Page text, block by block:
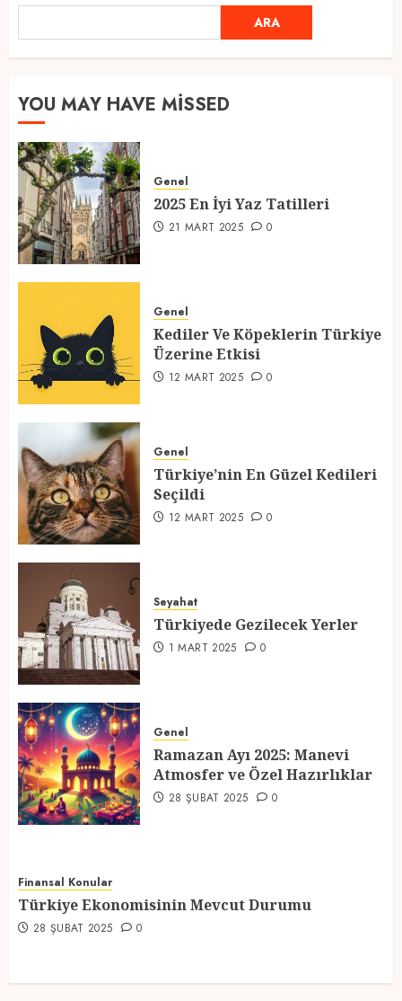
Ramazan Ayı 2025: Manevi
Atmosfer ve Özel Hazırlıklar
1
21 MART 2025
2
Üzerine Etkisi
12 MART 2025 0
3
Seçildi
12 MART 2025 0
4
1 MART 2025
5
Atmosfer ve Özel Hazırlıklar
28 ŞUBAT 2025 0
ARA
YOU MAY HAVE MISSED
Genel
2025 En İyi Yaz Tatilleri
21 MART 2025 0
Genel
Kediler Ve Köpeklerin Türkiye
Üzerine Etkisi
12 MART 2025 0
Genel
Türkiye’nin En Güzel Kedileri
Seçildi
12 MART 2025 0
Seyahat
Türkiyede Gezilecek Yerler
1 MART 2025 0
Genel
Ramazan Ayı 2025: Manevi
Atmosfer ve Özel Hazırlıklar
28 ŞUBAT 2025 0
Finansal Konular
Türkiye Ekonomisinin Mevcut Durumu
28 ŞUBAT 2025 0